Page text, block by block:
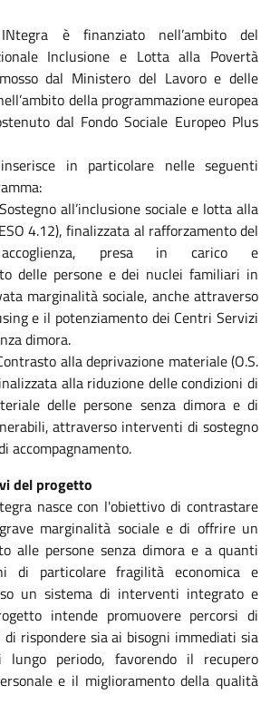
è finanziato nell’ambito del
Inclusione e Lotta alla Povertà
dal Ministero del Lavoro e delle
della programmazione europea
dal Fondo Sociale Europeo Plus
in particolare nelle seguenti
all’inclusione sociale e lotta alla
4.12), finalizzata al rafforzamento del
presa in carico e
delle persone e dei nuclei familiari in
marginalità sociale, anche attraverso
e il potenziamento dei Centri Servizi
dimora.
alla deprivazione materiale (O.S.
alla riduzione delle condizioni di
delle persone senza dimora e di
attraverso interventi di sostegno
accompagnamento.
del progetto
nasce con l'obiettivo di contrastare
marginalità sociale e di offrire un
alle persone senza dimora e a quanti
di particolare fragilità economica e
un sistema di interventi integrato e
intende promuovere percorsi di
di rispondere sia ai bisogni immediati sia
lungo periodo, favorendo il recupero
e il miglioramento della qualità